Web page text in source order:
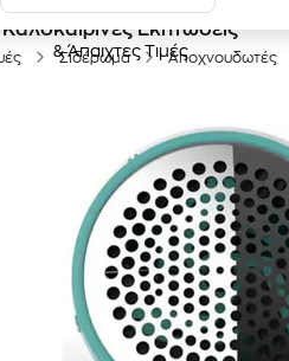
Καλοκαιρινές Εκπτώσεις
& Άπαιχτες Τιμές
Σιδέρωμα Αποχνουδωτές